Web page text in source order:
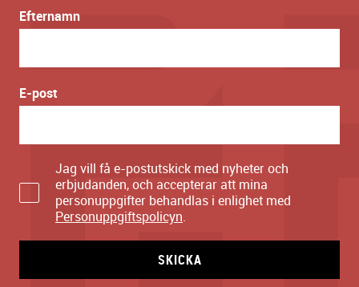
Efternamn
E-post
Jag vill få e-postutskick med nyheter och
erbjudanden, och accepterar att mina
personuppgifter behandlas i enlighet med
Personuppgiftspolicyn.
SKICKA